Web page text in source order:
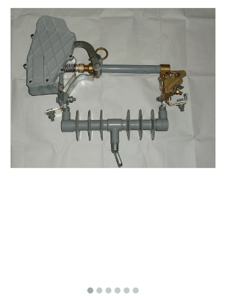
Polymer Fuse Cutout, Drop out Fuses 36 Kv 100A